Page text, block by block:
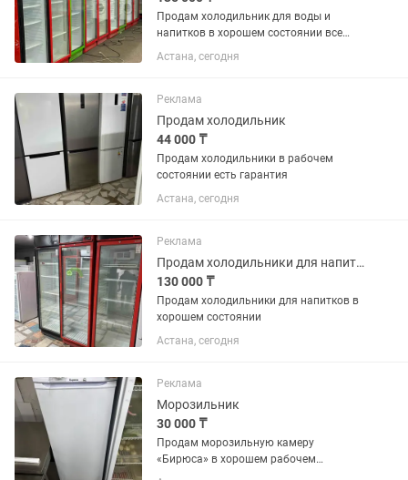
Продам холодильник для воды и
напитков в хорошем состоянии все
работает без дефектов
Астана, сегодня
Реклама
Продам холодильник
44 000 ₸
Продам холодильники в рабочем
состоянии есть гарантия
Астана, сегодня
Реклама
Продам холодильники для напитков в хорошем состоянии
130 000 ₸
Продам холодильники для напитков в
хорошем состоянии
Астана, сегодня
Реклама
Морозильник
30 000 ₸
Продам морозильную камеру
«Бирюса» в хорошем рабочем
состоянии. Полностью исправна,